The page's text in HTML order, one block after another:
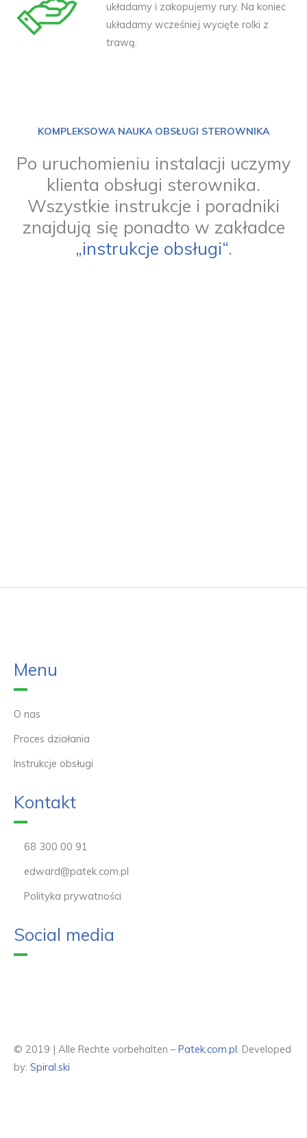
układamy i zakopujemy rury. Na koniec
układamy wcześniej wycięte rolki z
trawą.
KOMPLEKSOWA NAUKA OBSŁUGI STEROWNIKA
Po uruchomieniu instalacji uczymy
klienta obsługi sterownika.
Wszystkie instrukcje i poradniki
znajdują się ponadto w zakładce
„instrukcje obsługi“.
Menu
O nas
Proces działania
Instrukcje obsługi
Kontakt
68 300 00 91
edward@patek.com.pl
Polityka prywatności
Social media
© 2019 | Alle Rechte vorbehalten –Patek.com.pl . Developed
by: Spiral.ski